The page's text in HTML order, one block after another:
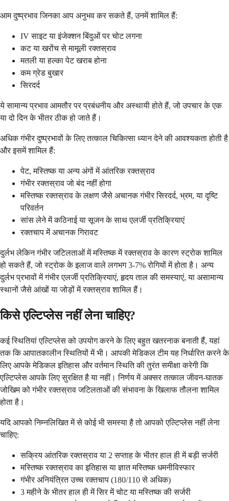
आम दुष्प्रभाव जिनका आप अनुभव कर सकते हैं, उनमें शामिल हैं:
IV साइट या इंजेक्शन बिंदुओं पर चोट लगना
कट या खरोंच से मामूली रक्तस्राव
मतली या हल्का पेट खराब होना
कम ग्रेड बुखार
सिरदर्द
ये सामान्य प्रभाव आमतौर पर प्रबंधनीय और अस्थायी होते हैं, जो उपचार के एक
या दो दिन के भीतर ठीक हो जाते हैं।
अधिक गंभीर दुष्प्रभावों के लिए तत्काल चिकित्सा ध्यान देने की आवश्यकता होती है
और इसमें शामिल हैं:
पेट, मस्तिष्क या अन्य अंगों में आंतरिक रक्तस्राव
गंभीर रक्तस्राव जो बंद नहीं होगा
मस्तिष्क रक्तस्राव के लक्षण जैसे अचानक गंभीर सिरदर्द, भ्रम, या दृष्टि
परिवर्तन
सांस लेने में कठिनाई या सूजन के साथ एलर्जी प्रतिक्रियाएं
रक्तचाप में अचानक गिरावट
दुर्लभ लेकिन गंभीर जटिलताओं में मस्तिष्क में रक्तस्राव के कारण स्ट्रोक शामिल
हो सकते हैं, जो स्ट्रोक के इलाज वाले लगभग 3-7% रोगियों में होता है। अन्य
दुर्लभ प्रभावों में गंभीर एलर्जी प्रतिक्रियाएं, हृदय ताल की समस्याएं, या असामान्य
स्थानों जैसे आंखों या जोड़ों में रक्तस्राव शामिल हैं।
किसे एल्टिप्लेस नहीं लेना चाहिए?
कई स्थितियां एल्टिप्लेस को उपयोग करने के लिए बहुत खतरनाक बनाती हैं, यहां
तक कि आपातकालीन स्थितियों में भी। आपकी मेडिकल टीम यह निर्धारित करने के
लिए आपके मेडिकल इतिहास और वर्तमान स्थिति की तुरंत समीक्षा करेगी कि
एल्टिप्लेस आपके लिए सुरक्षित है या नहीं। निर्णय में अक्सर तत्काल जीवन-घातक
जोखिम को गंभीर रक्तस्राव जटिलताओं की संभावना के खिलाफ तौलना शामिल
होता है।
यदि आपको निम्नलिखित में से कोई भी समस्या है तो आपको एल्टिप्लेस नहीं लेना
चाहिए:
सक्रिय आंतरिक रक्तस्राव या 2 सप्ताह के भीतर हाल ही में बड़ी सर्जरी
मस्तिष्क रक्तस्राव का इतिहास या ज्ञात मस्तिष्क धमनीविस्फार
गंभीर अनियंत्रित उच्च रक्तचाप (180/110 से अधिक)
3 महीने के भीतर हाल ही में सिर में चोट या मस्तिष्क की सर्जरी